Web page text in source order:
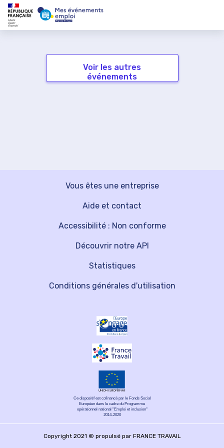
Voir les autres
événements
Vous êtes une entreprise
Découvrir notre API
Aide et contact
Statistiques
Accessibilité : Non conforme
Conditions générales d'utilisation
Ce dispositif est cofinancé par le Fonds Social
Européen dans le cadre du Programme
opérationnel national "Emploi et inclusion"
2014-2020
Copyright 2021 © propulsé par FRANCE TRAVAIL